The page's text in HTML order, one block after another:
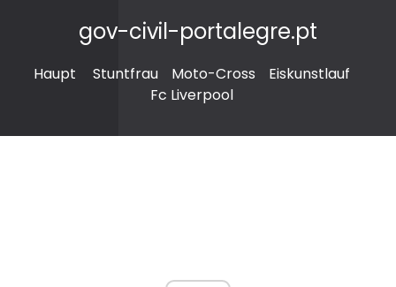
gov-civil-portalegre.pt
Haupt Stuntfrau Moto-Cross
Eiskunstlauf
Fc Liverpool